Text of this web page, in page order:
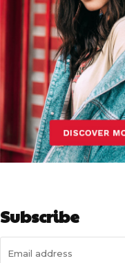
Subscribe